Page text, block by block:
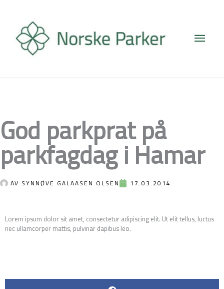
innholdet
God parkprat på
parkfagdag i Hamar
AV SYNNØVE GALAASEN OLSEN 17.03.2014
Lorem ipsum dolor sit amet, consectetur adipiscing elit. Ut elit tellus, luctus
nec ullamcorper mattis, pulvinar dapibus leo.